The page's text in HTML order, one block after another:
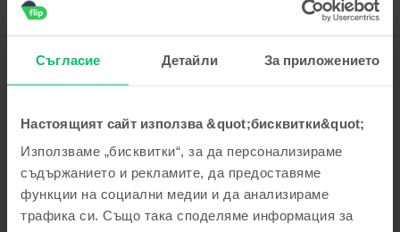
Съгласие Детайли За приложението
Настоящият сайт използва &quot;бисквитки&quot;
Използваме „бисквитки“, за да персонализираме
съдържанието и рекламите, да предоставяме
функции на социални медии и да анализираме
трафика си. Също така споделяме информация за
пожелаваме приятно ползване!
Георги Стоянов
05 Aug 2026
Apple iPhone 15 Pro, Blue Titanium, 256 GB, Много добро
5/5 Проверен отзив
Отговор от Flip
Благодарим Ви за отзива! 😊 Радваме се, че сте доволни
от покупката. Благодарим Ви за доверието и Ви
пожелаваме приятно ползване!